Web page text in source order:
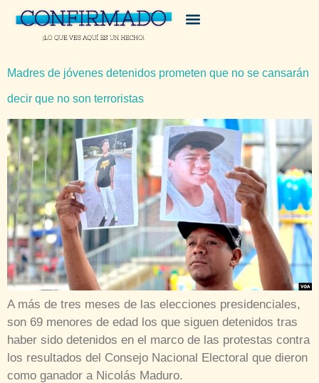
Madres de jóvenes detenidos prometen que no se cansarán
decir que no son terroristas
A más de tres meses de las elecciones presidenciales,
son 69 menores de edad los que siguen detenidos tras
haber sido detenidos en el marco de las protestas contra
los resultados del Consejo Nacional Electoral que dieron
como ganador a Nicolás Maduro.